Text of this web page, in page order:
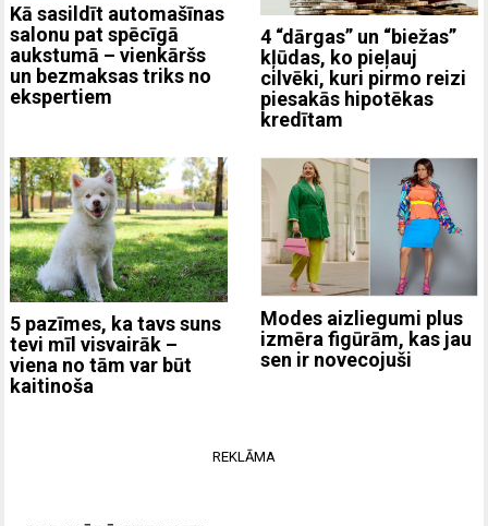
Kā sasildīt automašīnas
salonu pat spēcīgā
aukstumā – vienkāršs
un bezmaksas triks no
ekspertiem
4 “dārgas” un “biežas”
kļūdas, ko pieļauj
cilvēki, kuri pirmo reizi
piesakās hipotēkas
kredītam
5 pazīmes, ka tavs suns
tevi mīl visvairāk –
viena no tām var būt
kaitinoša
Modes aizliegumi plus
izmēra figūrām, kas jau
sen ir novecojuši
REKLĀMA